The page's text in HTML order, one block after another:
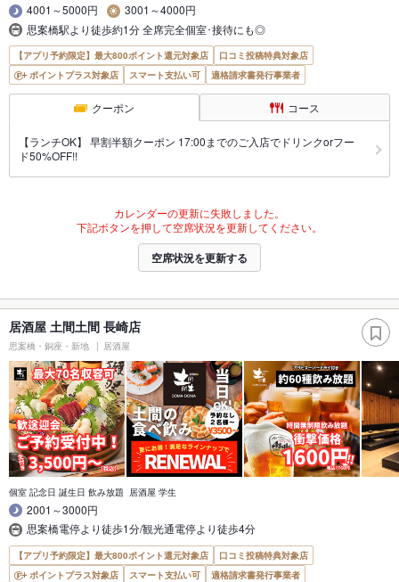
4001～5000円
3001～4000円
思案橋駅より徒歩約1分 全席完全個室･接待にも◎
【アプリ予約限定】最大800ポイント還元対象店
口コミ投稿特典対象店
ポイントプラス対象店
スマート支払い可 適格請求書発行事業者
クーポン コース
【ランチOK】 早割半額クーポン 17:00までのご入店でドリンクorフー
ド50%OFF!!
カレンダーの更新に失敗しました。
下記ボタンを押して空席状況を更新してください。
空席状況を更新する
居酒屋 土間土間 長崎店
思案橋・銅座・新地 居酒屋
個室 記念日 誕生日 飲み放題 居酒屋 学生
2001～3000円
思案橋電停より徒歩1分/観光通電停より徒歩4分
【アプリ予約限定】最大800ポイント還元対象店
口コミ投稿特典対象店
ポイントプラス対象店
スマート支払い可 適格請求書発行事業者